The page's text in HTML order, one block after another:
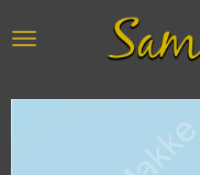
direct
de